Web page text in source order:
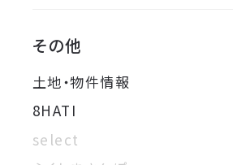
その他
土地・物件情報
8HATI
select